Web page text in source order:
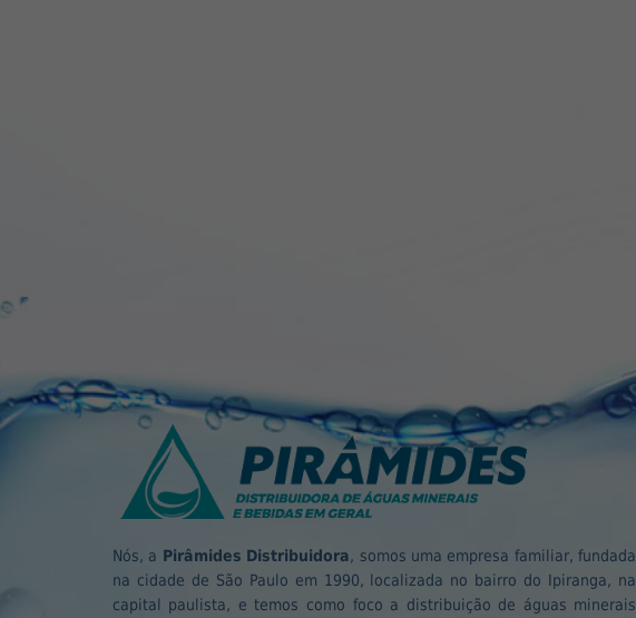
Nós, a Pirâmides Distribuidora, somos uma empresa familiar, fundada
na cidade de São Paulo em 1990, localizada no bairro do Ipiranga, na
capital paulista, e temos como foco a distribuição de águas minerais